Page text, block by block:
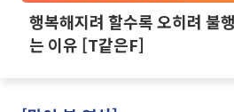
행복해지려 할수록 오히려 불
는 이유 [T같은F]